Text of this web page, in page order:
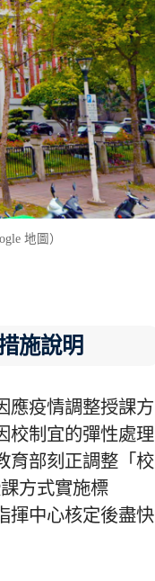
地圖）
施說明
應疫情調整授課方
校制宜的彈性處理
育部刻正調整「校
方式實施標
揮中心核定後盡快